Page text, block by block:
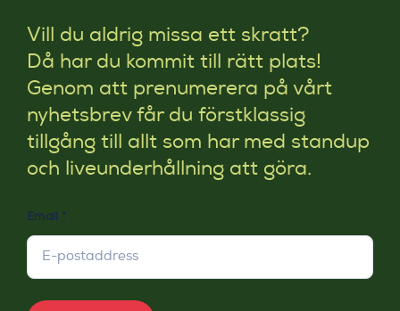
Vill du aldrig missa ett skratt?
Då har du kommit till rätt plats!
Genom att prenumerera på vårt
nyhetsbrev får du förstklassig
tillgång till allt som har med standup
och liveunderhållning att göra.
Email *